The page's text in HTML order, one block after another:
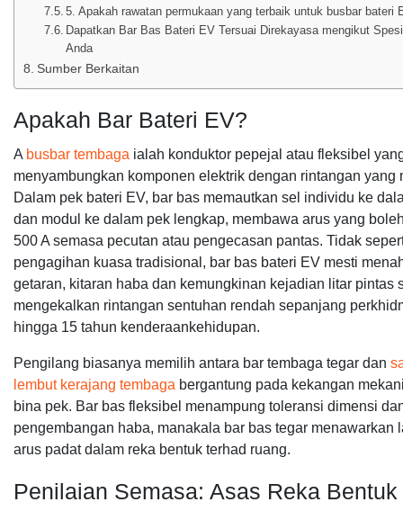
5. Apakah rawatan permukaan yang terbaik untuk busbar bateri
Dapatkan Bar Bas Bateri EV Tersuai Direkayasa mengikut
Anda
Sumber Berkaitan
Apakah Bar Bateri EV?
A busbar tembaga ialah konduktor pepejal atau fleksibel
menyambungkan komponen elektrik dengan rintangan yang
Dalam pek bateri EV, bar bas memautkan sel individu ke
dan modul ke dalam pek lengkap, membawa arus yang
500 A semasa pecutan atau pengecasan pantas. Tidak
pengagihan kuasa tradisional, bar bas bateri EV mesti
getaran, kitaran haba dan kemungkinan kejadian litar pintas
mengekalkan rintangan sentuhan rendah sepanjang
hingga 15 tahun kenderaankehidupan.
Pengilang biasanya memilih antara bar tembaga tegar dan
lembut kerajang tembaga bergantung pada kekangan
bina pek. Bar bas fleksibel menampung toleransi dimensi
pengembangan haba, manakala bar bas tegar menawarkan
arus padat dalam reka bentuk terhad ruang.
Penilaian Semasa: Asas Reka Bentuk